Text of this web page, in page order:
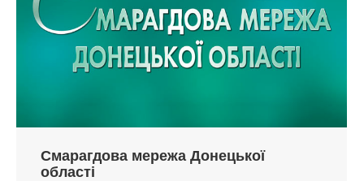
Смарагдова мережа Донецької
області